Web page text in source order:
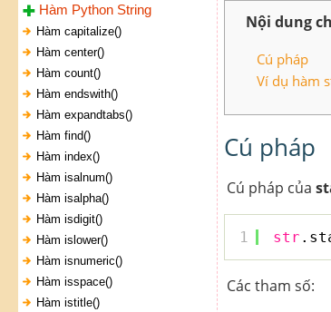
Hàm Python String
Hàm capitalize()
Hàm center()
Hàm count()
Hàm endswith()
Hàm expandtabs()
Hàm find()
Hàm index()
Hàm isalnum()
Hàm isalpha()
Hàm isdigit()
Hàm islower()
Hàm isnumeric()
Hàm isspace()
Hàm istitle()
Nội dung
Cú pháp
Ví dụ hàm
Cú pháp
Cú pháp của
1 str
Các tham số: